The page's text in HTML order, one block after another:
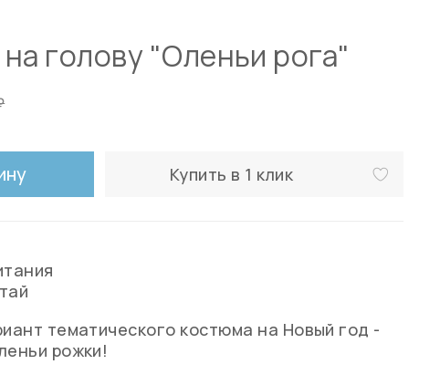
голову "Оленьи рога"
Купить в 1 клик
тематического костюма на Новый год -
рожки!